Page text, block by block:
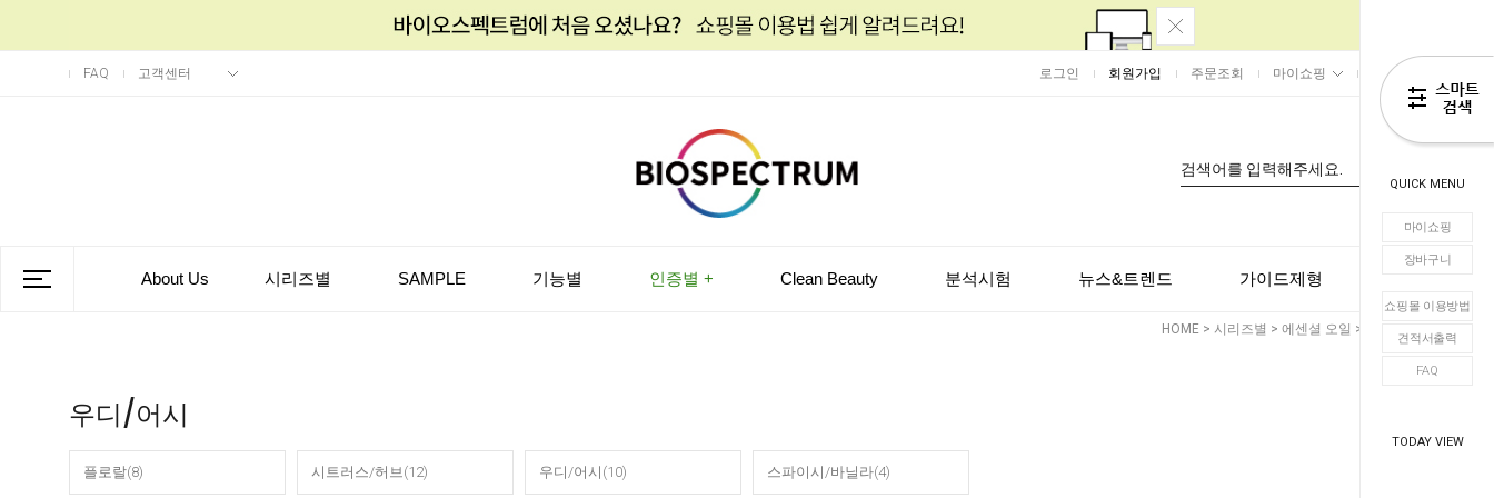
QUICK MENU
마이쇼핑
장바구니
쇼핑몰 이용방법
견적서출력
FAQ
TODAY VIEW
FAQ 고객센터 로그인 회원가입 주문조회 마이쇼핑 장바구니
About Us 시리즈별 SAMPLE 기능별 인증별 + Clean Beauty 분석시험 뉴스&트렌드 가이드제형
HOME > 시리즈별 > 에센셜 오일 >
우디/어시
플로랄(8) 시트러스/허브(12) 우디/어시(10) 스파이시/바닐라(4)